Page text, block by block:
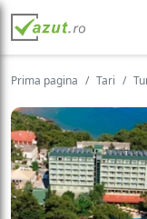
Prima pagina Tari